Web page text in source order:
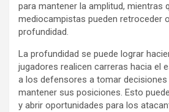
para mantener la amplitud, mientras
mediocampistas pueden retroceder
profundidad.
La profundidad se puede lograr
jugadores realicen carreras hacia el
a los defensores a tomar
mantener sus posiciones. Esto
y abrir oportunidades para los